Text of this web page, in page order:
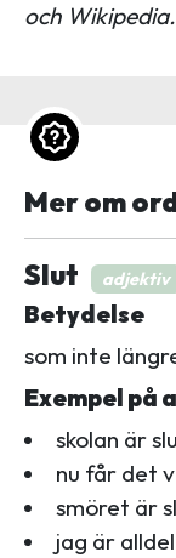
och Wikipedia.
Mer om
Slut adjektiv
Betydelse
som inte
Exempel på
skolan är
nu får det
smöret är
jag är